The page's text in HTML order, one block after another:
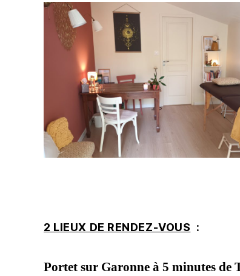
2 LIEUX DE RENDEZ-VOUS :
Portet sur Garonne à 5 minutes de